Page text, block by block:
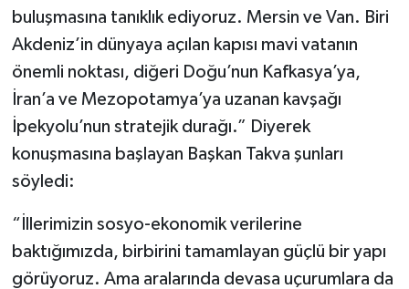
buluşmasına tanıklık ediyoruz. Mersin ve Van. Biri
Akdeniz’in dünyaya açılan kapısı mavi vatanın
önemli noktası, diğeri Doğu’nun Kafkasya’ya,
İran’a ve Mezopotamya’ya uzanan kavşağı
İpekyolu’nun stratejik durağı.” Diyerek
konuşmasına başlayan Başkan Takva şunları
söyledi:
“İllerimizin sosyo-ekonomik verilerine
baktığımızda, birbirini tamamlayan güçlü bir yapı
görüyoruz. Ama aralarında devasa uçurumlara da